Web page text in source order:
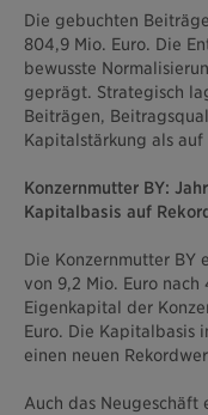
Die gebuchten
804,9 Mio. Euro. Die
bewusste
geprägt. Strategisch
Beiträgen,
Kapitalstärkung als
Konzernmutter BY:
Kapitalbasis auf
Die Konzernmutter BY
von 9,2 Mio. Euro nach
Eigenkapital der
Euro. Die Kapitalbasis
einen neuen
Auch das